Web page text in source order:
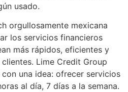
usado.
orgullosamente mexicana
los servicios financieros
más rápidos, eficientes y
Lime Credit Group
una idea: ofrecer servicios
al día, 7 días a la semana.